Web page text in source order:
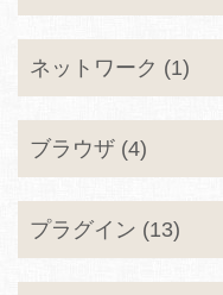
ネットワーク (1)
ブラウザ (4)
プラグイン (13)